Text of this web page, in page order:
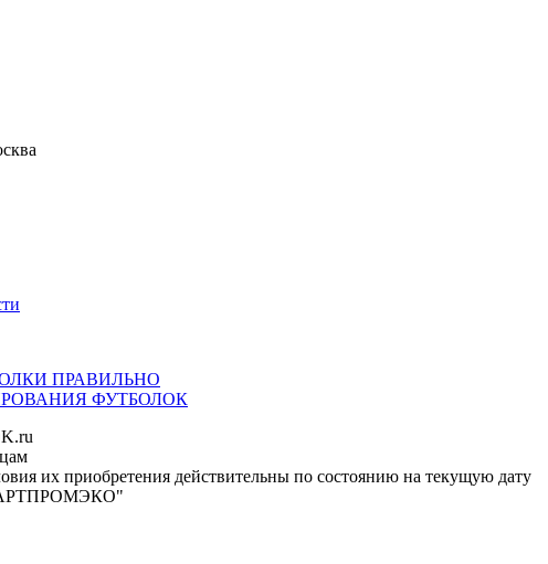
ПРАВИЛЬНО
ФУТБОЛОК
их приобретения действительны по состоянию на текущую дату
"АРТПРОМЭКО"